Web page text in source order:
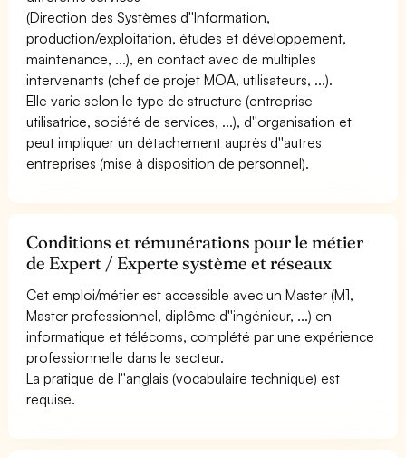
(Direction des Systèmes d''Information,
production/exploitation, études et développement,
maintenance, ...), en contact avec de multiples
intervenants (chef de projet MOA, utilisateurs, ...).
Elle varie selon le type de structure (entreprise
utilisatrice, société de services, ...), d''organisation et
peut impliquer un détachement auprès d''autres
entreprises (mise à disposition de personnel).
Conditions et rémunérations pour le métier
de Expert / Experte système et réseaux
Cet emploi/métier est accessible avec un Master (M1,
Master professionnel, diplôme d''ingénieur, ...) en
informatique et télécoms, complété par une expérience
professionnelle dans le secteur.
La pratique de l''anglais (vocabulaire technique) est
requise.